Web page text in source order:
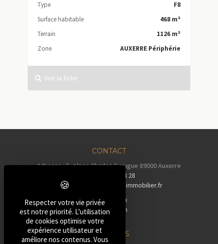
Type
F8
Surface habitable
468 m²
Terrain
1126 m²
Zone
AUXERRE Périphérie
Voir la fiche
CONTACT
Adresse : 5, place Charles Surugue 89000 Auxerre
03 86 72 28 28
Email :
contact@auxerreimmobilier.fr
Facebook
Instagram
Tiktok
NOS BIENS
Respecter votre vie privée
est notre priorité. L'utilisation
de cookies optimise votre
expérience utilisateur et
améliore nos contenus. Vous